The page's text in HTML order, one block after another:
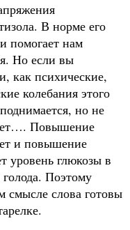
В норме его
помогает нам
Но если вы
как психические,
колебания этого
но не
Повышение
и повышение
уровень глюкозы в
Поэтому
смысле слова готовы